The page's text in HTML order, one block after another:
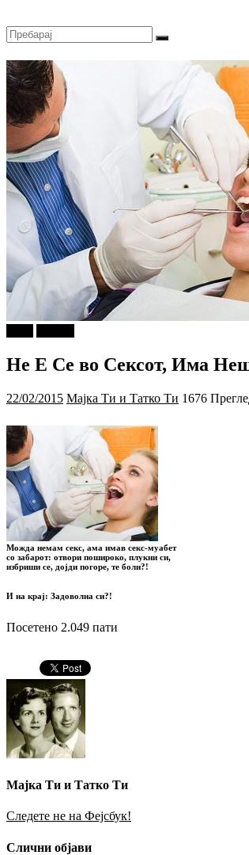
Не Е Се во Сексот, Има
22/02/2015 Мајка Ти и Татко Ти 1676
Можда немам секс, ама имав секс-муабет
со забарот: отвори пошироко, плукни си,
избриши се, дојди погоре, те боли?!
И на крај: Задоволна си?!
Посетено 2.049 пати
Мајка Ти и Татко Ти
Следете не на Фејсбук!
Слични објави